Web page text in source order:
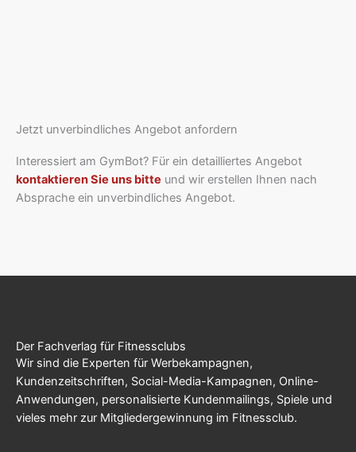
Jetzt unverbindliches Angebot anfordern
Interessiert am GymBot? Für ein detailliertes Angebot
kontaktieren Sie uns bitte und wir erstellen Ihnen nach
Absprache ein unverbindliches Angebot.
Der Fachverlag für Fitnessclubs
Wir sind die Experten für Werbekampagnen,
Kundenzeitschriften, Social-Media-Kampagnen, Online-
Anwendungen, personalisierte Kundenmailings, Spiele und
vieles mehr zur Mitgliedergewinnung im Fitnessclub.